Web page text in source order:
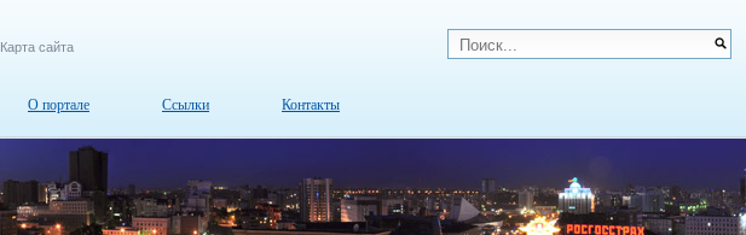
Карта сайта
О портале Ссылки Контакты